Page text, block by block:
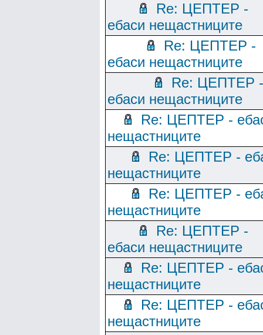
Re: ЦЕПТЕР -
ебаси нещастниците
Re: ЦЕПТЕР -
ебаси нещастниците
Re: ЦЕПТЕР -
ебаси нещастниците
Re: ЦЕПТЕР -
нещастниците
Re: ЦЕПТЕР -
нещастниците
Re: ЦЕПТЕР -
нещастниците
Re: ЦЕПТЕР -
ебаси нещастниците
Re: ЦЕПТЕР -
нещастниците
Re: ЦЕПТЕР -
нещастниците